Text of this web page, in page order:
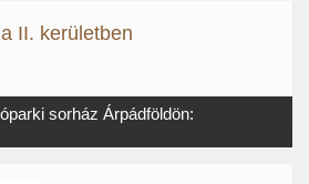
II. kerületben
sorház Árpádföldön: